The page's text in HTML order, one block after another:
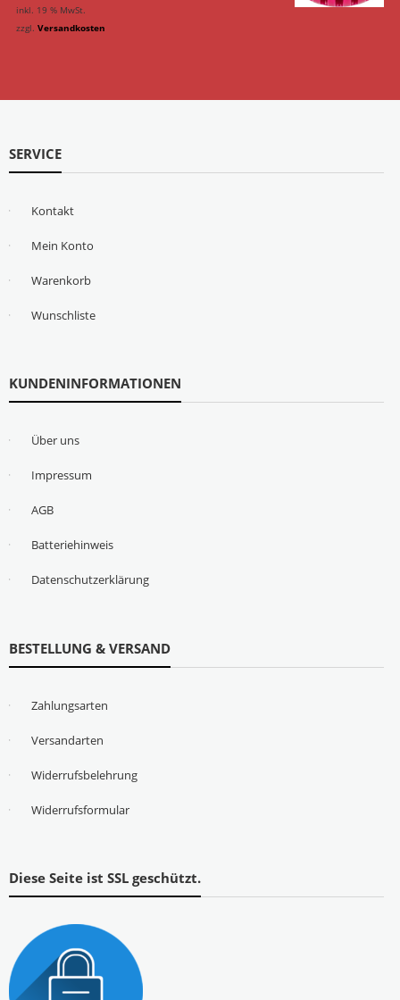
inkl. 19 % MwSt.
zzgl. Versandkosten
SERVICE
Kontakt
Mein Konto
Warenkorb
Wunschliste
KUNDENINFORMATIONEN
Über uns
Impressum
AGB
Batteriehinweis
Datenschutzerklärung
BESTELLUNG & VERSAND
Zahlungsarten
Versandarten
Widerrufsbelehrung
Widerrufsformular
Diese Seite ist SSL geschützt.